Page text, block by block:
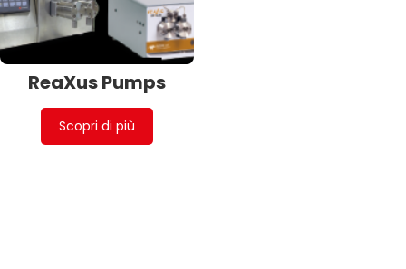
ReaXus Pumps
Scopri di più